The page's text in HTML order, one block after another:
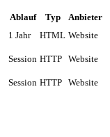
Ablauf Typ
Anbieter
1 Jahr HTML Website
Session HTTP Website
Session HTTP Website